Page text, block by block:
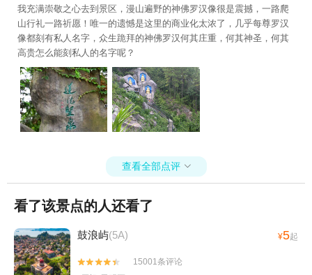
我充满崇敬之心去到景区，漫山遍野的神佛罗汉像很是震撼，一路爬
山行礼一路祈愿！唯一的遗憾是这里的商业化太浓了，几乎每尊罗汉
像都刻有私人名字，众生跪拜的神佛罗汉何其庄重，何其神圣，何其
高贵怎么能刻私人的名字呢？
查看全部点评 
看了该景点的人还看了
鼓浪屿(5A) ¥5起


15001条评论